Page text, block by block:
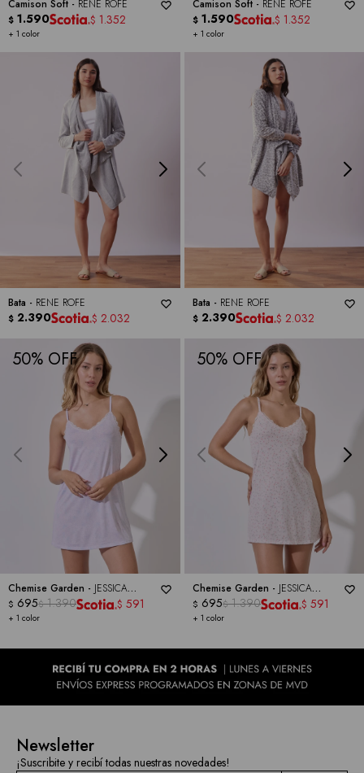
Camison Soft - RENE ROFE
+ 1 color
$ 1.590 $ 1.352
Camison Soft - RENE ROFE
+ 1 color
$ 1.590 $ 1.352
Bata - RENE ROFE
$ 2.390 $ 2.032
Bata - RENE ROFE
$ 2.390 $ 2.032
50
Chemise Garden - JESSICA
SIMPSON
+ 1 color
$ 695$ 1.390 $ 591
50
Chemise Garden - JESSICA
SIMPSON
+ 1 color
$ 695$ 1.390 $ 591
Newsletter
¡Suscribite y recibí todas nuestras novedades!